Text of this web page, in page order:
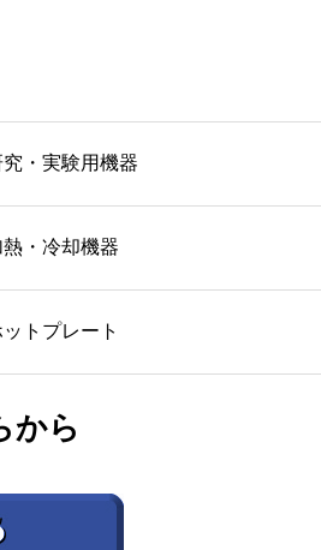
究・実験用機器
熱・冷却機器
ットプレート
から